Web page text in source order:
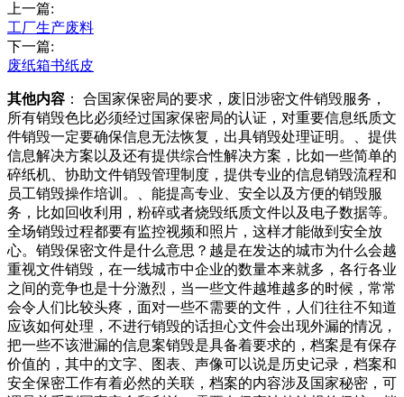
上一篇:
工厂生产废料
下一篇:
废纸箱书纸皮
其他内容 ： 合国家保密局的要求，废旧涉密文件销毁服务，
所有销毁色比必须经过国家保密局的认证，对重要信息纸质文
件销毁一定要确保信息无法恢复，出具销毁处理证明。、提供
信息解决方案以及还有提供综合性解决方案，比如一些简单的
碎纸机、协助文件销毁管理制度，提供专业的信息销毁流程和
员工销毁操作培训。、能提高专业、安全以及方便的销毁服
务，比如回收利用，粉碎或者烧毁纸质文件以及电子数据等。
全场销毁过程都要有监控视频和照片，这样才能做到安全放
心。销毁保密文件是什么意思？越是在发达的城市为什么会越
重视文件销毁，在一线城市中企业的数量本来就多，各行各业
之间的竞争也是十分激烈，当一些文件越堆越多的时候，常常
会令人们比较头疼，面对一些不需要的文件，人们往往不知道
应该如何处理，不进行销毁的话担心文件会出现外漏的情况，
把一些不该泄漏的信息案销毁是具备着要求的，档案是有保存
价值的，其中的文字、图表、声像可以说是历史记录，档案和
安全保密工作有着必然的关联，档案的内容涉及国家秘密，可